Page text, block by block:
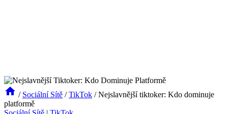
/ Sociální Sítě / TikTok / Nejslavnější tiktoker: Kdo dominuje
platformě